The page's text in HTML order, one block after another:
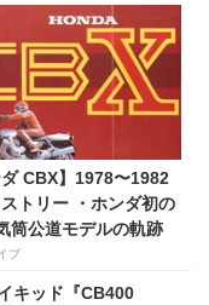
ダ CBX】1978〜1982
ストリー ・ホンダ初の
筒公道モデルの軌跡
ブ
キッド『CB400